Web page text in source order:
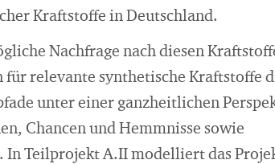
Kraftstoffe in Deutschland.
Nachfrage nach diesen
relevante synthetische Kraftstoffe
unter einer ganzheitlichen
Chancen und Hemmnisse sowie
Teilprojekt A.II modelliert das